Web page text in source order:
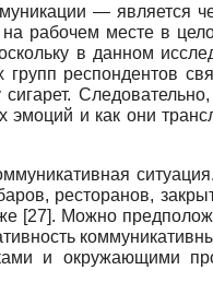
— является
рабочем месте в
в данном
групп респондентов
и как они
ресторанов,
[27]. Можно
и окружающими